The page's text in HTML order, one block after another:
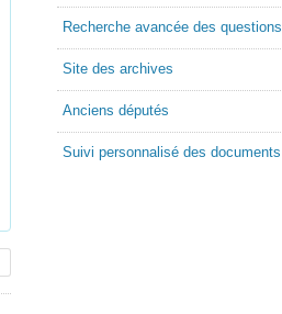
Recherche avancée des questions
Site des archives
Anciens députés
Suivi personnalisé des documents